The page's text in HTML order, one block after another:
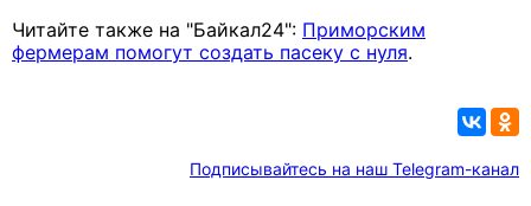
Читайте также на "Байкал24": Приморским
фермерам помогут создать пасеку с нуля.
Подписывайтесь на наш Telegram-канал